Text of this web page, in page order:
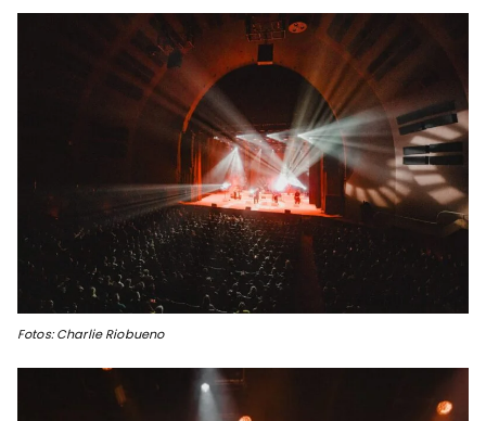
Fotos: Charlie Riobueno